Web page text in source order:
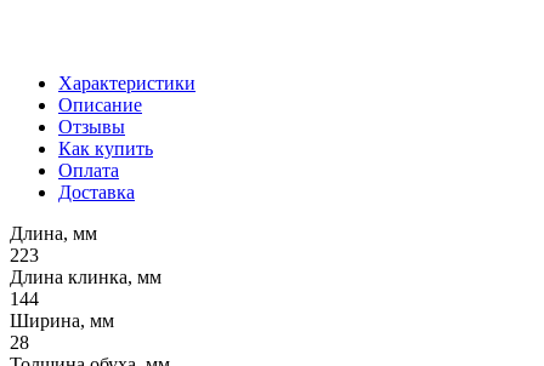
Характеристики
Описание
Отзывы
Как купить
Оплата
Доставка
Длина, мм
223
Длина клинка, мм
144
Ширина, мм
28